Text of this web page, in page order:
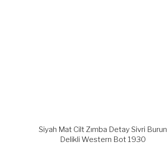
Siyah Mat Cilt Zımba Detay Sivri Burun
Delikli Western Bot 1930